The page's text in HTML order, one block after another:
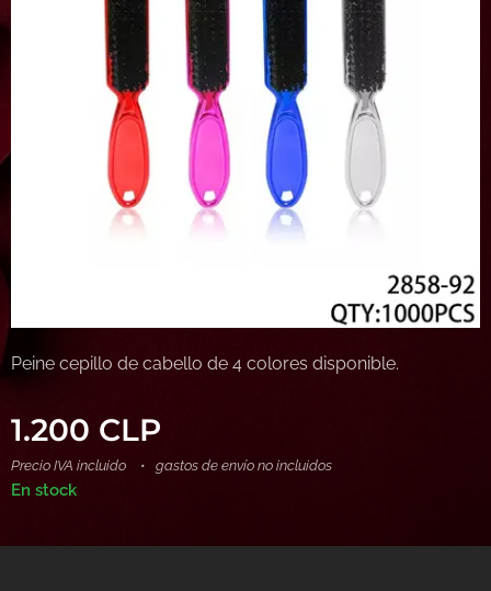
Peine cepillo de cabello de 4 colores disponible.
1.200 CLP
Precio IVA incluido gastos de envío no incluidos
En stock